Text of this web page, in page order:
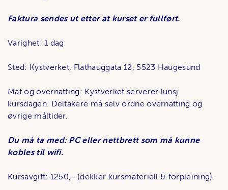
Faktura sendes ut etter at kurset er fullført.
Varighet: 1 dag
Sted: Kystverket, Flathauggata 12, 5523 Haugesund
Mat og overnatting: Kystverket serverer lunsj
kursdagen. Deltakere må selv ordne overnatting og
øvrige måltider.
Du må ta med: PC eller nettbrett som må kunne
kobles til wifi.
Kursavgift: 1250,- (dekker kursmateriell & forpleining).